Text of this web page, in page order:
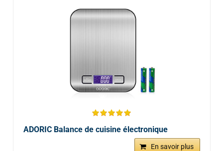
ADORIC Balance de cuisine électronique
En savoir plus